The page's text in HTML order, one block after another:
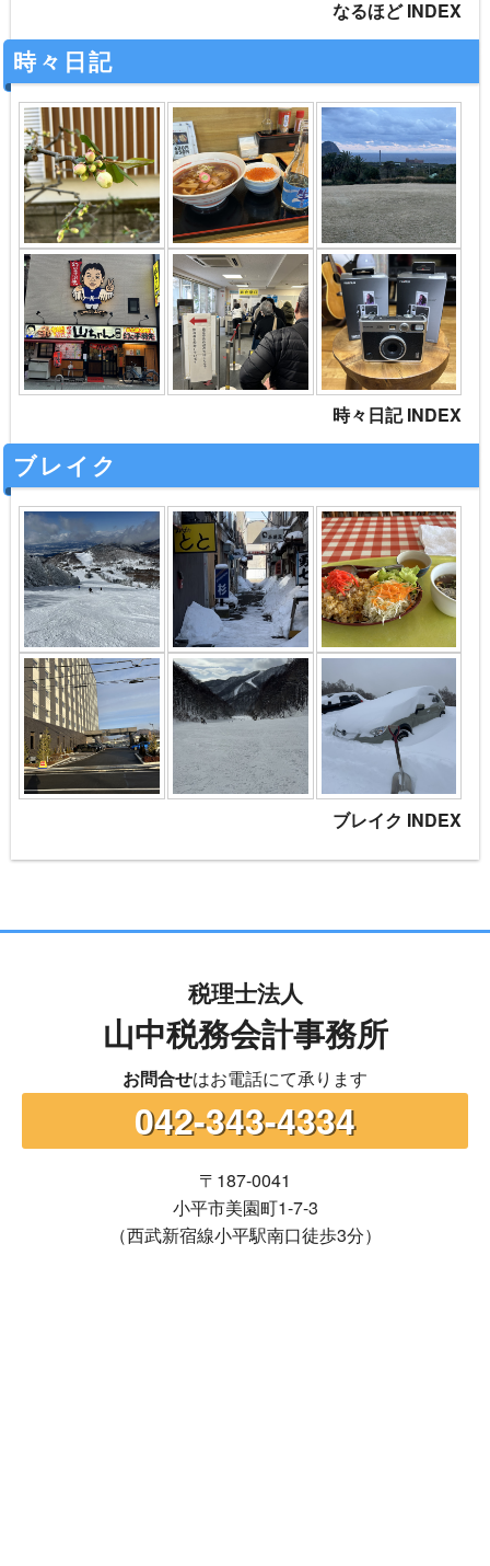
なるほど INDEX
時々日記
時々日記 INDEX
ブレイク
ブレイク INDEX
税理士法人
山中税務会計事務所
お問合せはお電話にて承ります
042-343-4334
〒187-0041
小平市美園町1-7-3
（西武新宿線小平駅南口徒歩3分）